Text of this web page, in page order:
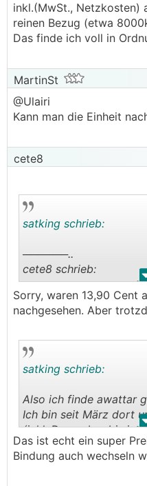
inkl.(MwSt., Netzkosten)
reinen Bezug (etwa
Das finde ich voll in
MartinSt
@­Ulairi
Kann man die Einheit
cete8
.
satking schrieb:
──────..
cete8 schrieb:
Wenn ich bedenke das
eigentlich die letzten
erinnern mich die
ich überlege stark im
Vermutlich wird es aber
───────────────
das wäre etwa 1-2
Irgendwie glaub ich dir
Sorry, waren 13,90 Cent
nachgesehen. Aber
.
satking schrieb:
Also ich finde awattar
Ich bin seit März dort
(inkl. Dezember bis
17cent/kWh alles
Stromkosten für den
Das ist echt ein super
Bindung auch wechseln